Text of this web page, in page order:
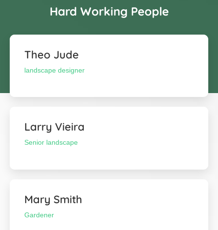
Hard Working People
Theo Jude
landscape designer
Larry Vieira
Senior landscape
Mary Smith
Gardener